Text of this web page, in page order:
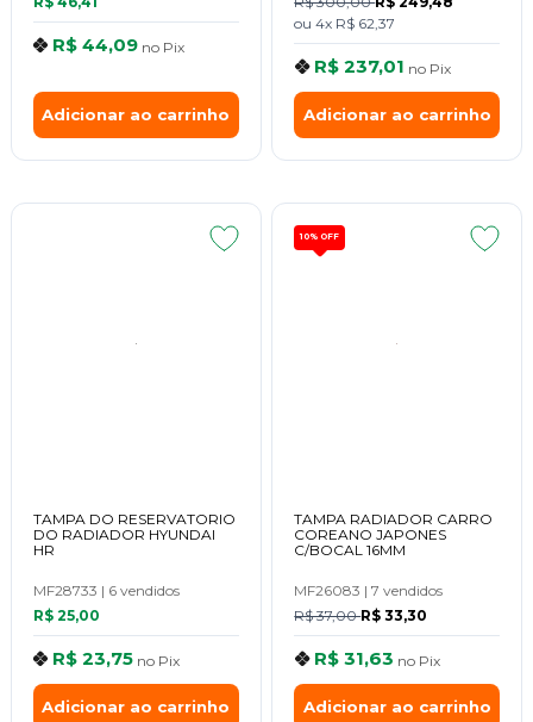
R$ 44,09 no Pix
Adicionar ao carrinho
ou 4x R$ 62,37
R$ 237,01 no Pix
Adicionar ao carrinho
TAMPA DO RESERVATORIO
DO RADIADOR HYUNDAI
HR
MF28733 | 6 vendidos
R$ 25,00
R$ 23,75 no Pix
Adicionar ao carrinho
10% OFF
TAMPA RADIADOR CARRO
COREANO JAPONES
C/BOCAL 16MM
MF26083 | 7 vendidos
R$ 37,00R$ 33,30
R$ 31,63 no Pix
Adicionar ao carrinho